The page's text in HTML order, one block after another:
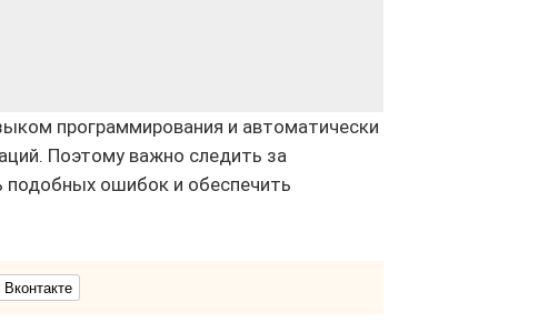
программирования и автоматически
Поэтому важно следить за
ошибок и обеспечить
Вконтакте